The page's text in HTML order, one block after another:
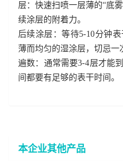
层：快速扫喷一层薄的“底
续涂层的附着力。
后续涂层：等待5-10分钟
薄而均匀的湿涂层，切忌一
遍数：通常需要3-4层才能
间都要有足够的表干时间。
本企业其他产品